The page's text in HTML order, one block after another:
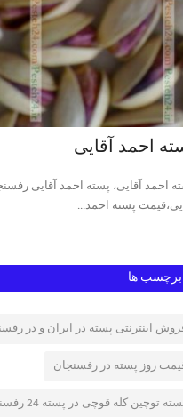
اکبری
اکبری رفسنجان، پسته اکبری اعلا،
اکبری، پسته اکبری...
برچسب ها
اینترنتی پسته در ایران و در
روز پسته در رفسنجان
توچین کله قوچی در پسته 24 رفسنجان